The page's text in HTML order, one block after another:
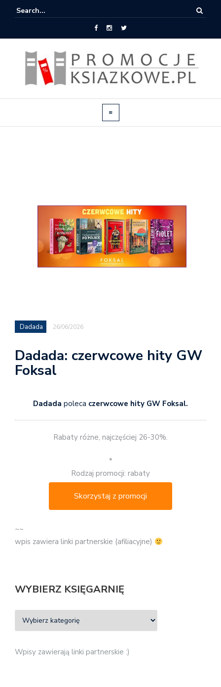
Dadada 26/06/2026
Dadada: czerwcowe hity GW
Foksal
Dadada poleca czerwcowe hity GW Foksal.
Rabaty różne, najczęściej 26-30%.
*
Rodzaj promocji: rabaty
Skorzystaj z promocji
~~
wpis zawiera linki partnerskie (afiliacyjne)
WYBIERZ KSIĘGARNIĘ
Wpisy zawierają linki partnerskie :)